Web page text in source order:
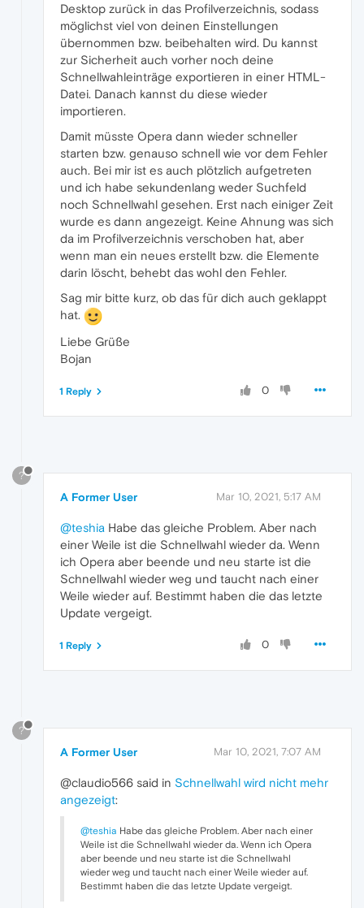
Desktop zurück in das Profilverzeichnis, sodass
möglichst viel von deinen Einstellungen
übernommen bzw. beibehalten wird. Du kannst
zur Sicherheit auch vorher noch deine
Schnellwahleinträge exportieren in einer HTML-
Datei. Danach kannst du diese wieder
importieren.
Damit müsste Opera dann wieder schneller
starten bzw. genauso schnell wie vor dem Fehler
auch. Bei mir ist es auch plötzlich aufgetreten
und ich habe sekundenlang weder Suchfeld
noch Schnellwahl gesehen. Erst nach einiger Zeit
wurde es dann angezeigt. Keine Ahnung was sich
da im Profilverzeichnis verschoben hat, aber
wenn man ein neues erstellt bzw. die Elemente
darin löscht, behebt das wohl den Fehler.
Sag mir bitte kurz, ob das für dich auch geklappt
hat.
Liebe Grüße
Bojan
0
1 Reply
?
A Former User Mar 10, 2021, 5:17 AM
@teshia Habe das gleiche Problem. Aber nach
einer Weile ist die Schnellwahl wieder da. Wenn
ich Opera aber beende und neu starte ist die
Schnellwahl wieder weg und taucht nach einer
Weile wieder auf. Bestimmt haben die das letzte
Update vergeigt.
0
1 Reply
?
A Former User Mar 10, 2021, 7:07 AM
@claudio566 said in Schnellwahl wird nicht mehr
angezeigt:
@teshia Habe das gleiche Problem. Aber nach einer
Weile ist die Schnellwahl wieder da. Wenn ich Opera
aber beende und neu starte ist die Schnellwahl
wieder weg und taucht nach einer Weile wieder auf.
Bestimmt haben die das letzte Update vergeigt.